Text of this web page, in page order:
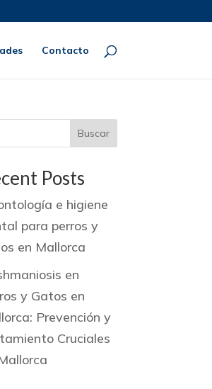
Contacto
Buscar
Posts
e higiene
para perros y
en Mallorca
en
y Gatos en
Prevención y
Cruciales